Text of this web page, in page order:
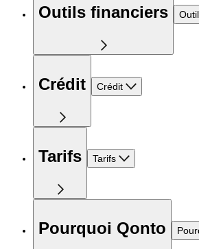
Outils financiers
Crédit Crédit
Tarifs Tarifs
Pourquoi Qonto